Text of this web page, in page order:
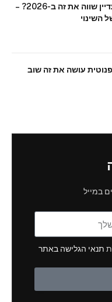
האם יצירת ספר עדיין שווה את זה ב-2026? –
השינוי
עושה את זה שוב
במייל
תנאי הגלישה באתר